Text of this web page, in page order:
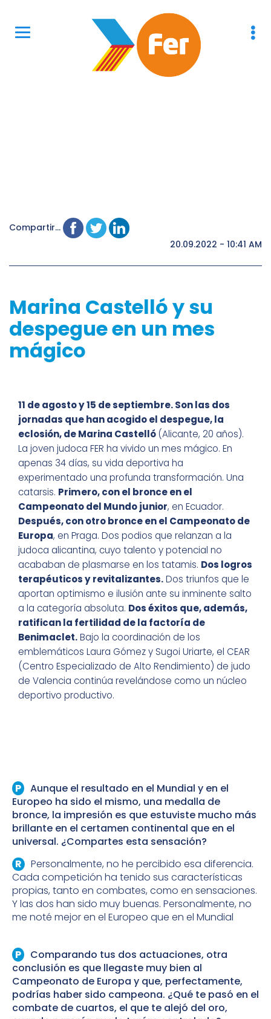
Compartir...
20.09.2022 - 10:41 AM
Marina Castelló y su
despegue en un mes
mágico
11 de agosto y 15 de septiembre. Son las dos
jornadas que han acogido el despegue, la
eclosión, de Marina Castelló (Alicante, 20 años).
La joven judoca FER ha vivido un mes mágico. En
apenas 34 días, su vida deportiva ha
experimentado una profunda transformación. Una
catarsis. Primero, con el bronce en el
Campeonato del Mundo junior, en Ecuador.
Después, con otro bronce en el Campeonato de
Europa, en Praga. Dos podios que relanzan a la
judoca alicantina, cuyo talento y potencial no
acababan de plasmarse en los tatamis. Dos logros
terapéuticos y revitalizantes.Dos triunfos que le
aportan optimismo e ilusión ante su inminente salto
a la categoría absoluta. Dos éxitos que, además,
ratifican la fertilidad de la factoría de
Benimaclet.Bajo la coordinación de los
emblemáticos Laura Gómez y Sugoi Uriarte, el CEAR
(Centro Especializado de Alto Rendimiento) de judo
de Valencia continúa revelándose como un núcleo
deportivo productivo.
Aunque el resultado en el Mundial y en el
Europeo ha sido el mismo, una medalla de
bronce, la impresión es que estuviste mucho más
brillante en el certamen continental que en el
universal. ¿Compartes esta sensación?
Personalmente, no he percibido esa diferencia.
Cada competición ha tenido sus características
propias, tanto en combates, como en sensaciones.
Y las dos han sido muy buenas. Personalmente, no
me noté mejor en el Europeo que en el Mundial
Comparando tus dos actuaciones, otra
conclusión es que llegaste muy bien al
Campeonato de Europa y que, perfectamente,
podrías haber sido campeona. ¿Qué te pasó en el
combate de cuartos, el que te alejó del oro,